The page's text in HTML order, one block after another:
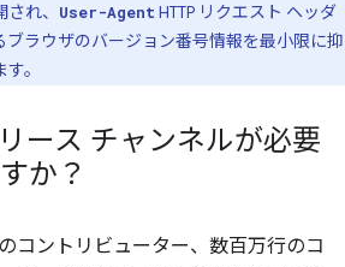
れ、 User-Agent HTTP リクエスト ヘッダ
ブラウザのバージョン番号情報を最小限に抑
。
ース チャンネルが必要
か？
コントリビューター、数百万行のコ